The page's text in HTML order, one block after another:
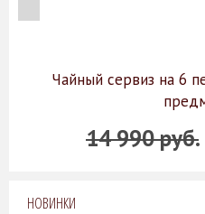
Чайный сервиз на 6
14 990 руб.
НОВИНКИ